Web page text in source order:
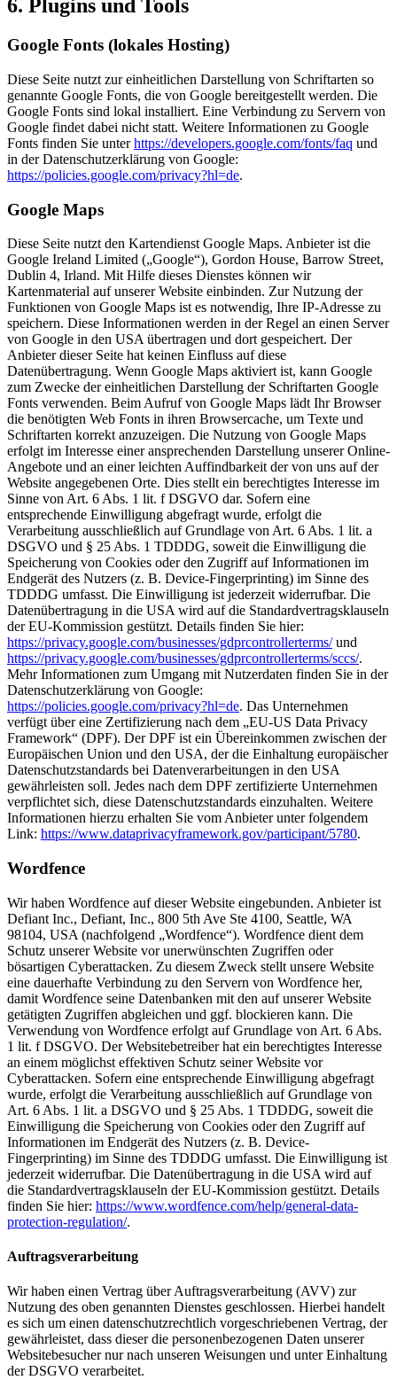
6. Plugins und Tools
Google Fonts (lokales Hosting)
Diese Seite nutzt zur einheitlichen Darstellung von Schriftarten so
genannte Google Fonts, die von Google bereitgestellt werden. Die
Google Fonts sind lokal installiert. Eine Verbindung zu Servern von
Google findet dabei nicht statt. Weitere Informationen zu Google
Fonts finden Sie unterhttps://developers.google.com/fonts/faq und
in der Datenschutzerklärung von Google:
https://policies.google.com/privacy?hl=de.
Google Maps
Diese Seite nutzt den Kartendienst Google Maps. Anbieter ist die
Google Ireland Limited („Google“), Gordon House, Barrow Street,
Dublin 4, Irland. Mit Hilfe dieses Dienstes können wir
Kartenmaterial auf unserer Website einbinden. Zur Nutzung der
Funktionen von Google Maps ist es notwendig, Ihre IP-Adresse zu
speichern. Diese Informationen werden in der Regel an einen Server
von Google in den USA übertragen und dort gespeichert. Der
Anbieter dieser Seite hat keinen Einfluss auf diese
Datenübertragung. Wenn Google Maps aktiviert ist, kann Google
zum Zwecke der einheitlichen Darstellung der Schriftarten Google
Fonts verwenden. Beim Aufruf von Google Maps lädt Ihr Browser
die benötigten Web Fonts in ihren Browsercache, um Texte und
Schriftarten korrekt anzuzeigen. Die Nutzung von Google Maps
erfolgt im Interesse einer ansprechenden Darstellung unserer Online-
Angebote und an einer leichten Auffindbarkeit der von uns auf der
Website angegebenen Orte. Dies stellt ein berechtigtes Interesse im
Sinne von Art. 6 Abs. 1 lit. f DSGVO dar. Sofern eine
entsprechende Einwilligung abgefragt wurde, erfolgt die
Verarbeitung ausschließlich auf Grundlage von Art. 6 Abs. 1 lit. a
DSGVO und § 25 Abs. 1 TDDDG, soweit die Einwilligung die
Speicherung von Cookies oder den Zugriff auf Informationen im
Endgerät des Nutzers (z. B. Device-Fingerprinting) im Sinne des
TDDDG umfasst. Die Einwilligung ist jederzeit widerrufbar. Die
Datenübertragung in die USA wird auf die Standardvertragsklauseln
der EU-Kommission gestützt. Details finden Sie hier:
https://privacy.google.com/businesses/gdprcontrollerterms/und
https://privacy.google.com/businesses/gdprcontrollerterms/sccs/.
Mehr Informationen zum Umgang mit Nutzerdaten finden Sie in der
Datenschutzerklärung von Google:
https://policies.google.com/privacy?hl=de. Das Unternehmen
verfügt über eine Zertifizierung nach dem „EU-US Data Privacy
Framework“ (DPF). Der DPF ist ein Übereinkommen zwischen der
Europäischen Union und den USA, der die Einhaltung europäischer
Datenschutzstandards bei Datenverarbeitungen in den USA
gewährleisten soll. Jedes nach dem DPF zertifizierte Unternehmen
verpflichtet sich, diese Datenschutzstandards einzuhalten. Weitere
Informationen hierzu erhalten Sie vom Anbieter unter folgendem
Link: https://www.dataprivacyframework.gov/participant/5780.
Wordfence
Wir haben Wordfence auf dieser Website eingebunden. Anbieter ist
Defiant Inc., Defiant, Inc., 800 5th Ave Ste 4100, Seattle, WA
98104, USA (nachfolgend „Wordfence“). Wordfence dient dem
Schutz unserer Website vor unerwünschten Zugriffen oder
bösartigen Cyberattacken. Zu diesem Zweck stellt unsere Website
eine dauerhafte Verbindung zu den Servern von Wordfence her,
damit Wordfence seine Datenbanken mit den auf unserer Website
getätigten Zugriffen abgleichen und ggf. blockieren kann. Die
Verwendung von Wordfence erfolgt auf Grundlage von Art. 6 Abs.
1 lit. f DSGVO. Der Websitebetreiber hat ein berechtigtes Interesse
an einem möglichst effektiven Schutz seiner Website vor
Cyberattacken. Sofern eine entsprechende Einwilligung abgefragt
wurde, erfolgt die Verarbeitung ausschließlich auf Grundlage von
Art. 6 Abs. 1 lit. a DSGVO und § 25 Abs. 1 TDDDG, soweit die
Einwilligung die Speicherung von Cookies oder den Zugriff auf
Informationen im Endgerät des Nutzers (z. B. Device-
Fingerprinting) im Sinne des TDDDG umfasst. Die Einwilligung ist
jederzeit widerrufbar. Die Datenübertragung in die USA wird auf
die Standardvertragsklauseln der EU-Kommission gestützt. Details
finden Sie hier: https://www.wordfence.com/help/general-data-
protection-regulation/.
Auftragsverarbeitung
Wir haben einen Vertrag über Auftragsverarbeitung (AVV) zur
Nutzung des oben genannten Dienstes geschlossen. Hierbei handelt
es sich um einen datenschutzrechtlich vorgeschriebenen Vertrag, der
gewährleistet, dass dieser die personenbezogenen Daten unserer
Websitebesucher nur nach unseren Weisungen und unter Einhaltung
der DSGVO verarbeitet.